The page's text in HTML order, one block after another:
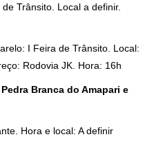
Trânsito. Local a definir.
I Feira de Trânsito. Local:
Rodovia JK. Hora: 16h
Branca do Amapari e
Hora e local: A definir